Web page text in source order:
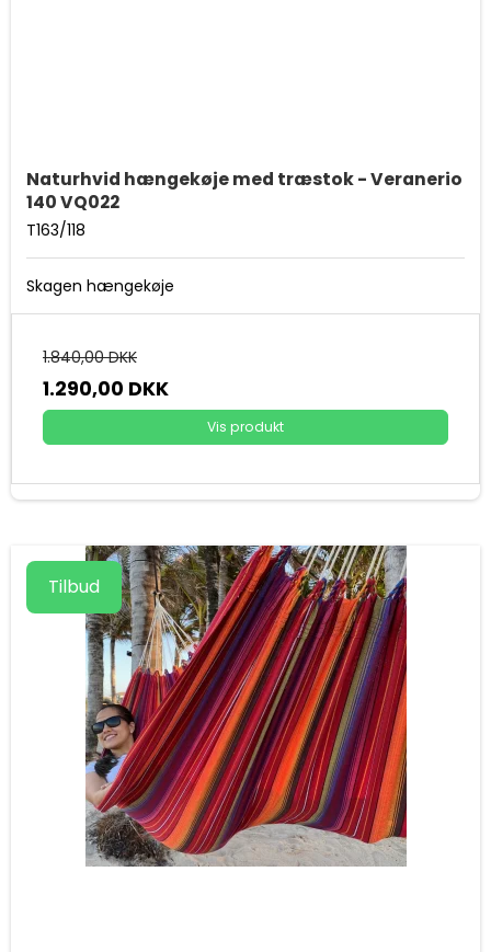
Naturhvid hængekøje med træstok - Veranerio
140 VQ022
T163/118
Skagen hængekøje
1.840,00 DKK
1.290,00 DKK
Vis produkt
Tilbud